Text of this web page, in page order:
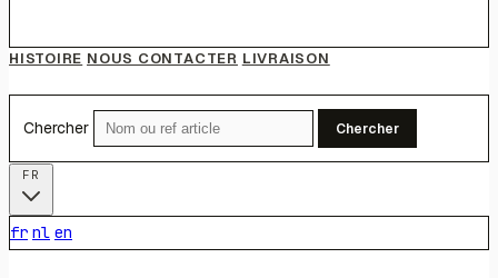
HISTOIRE NOUS CONTACTER LIVRAISON
Chercher Chercher
fr nl en